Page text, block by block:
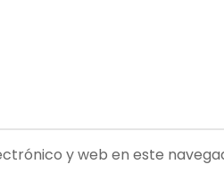
y web en este